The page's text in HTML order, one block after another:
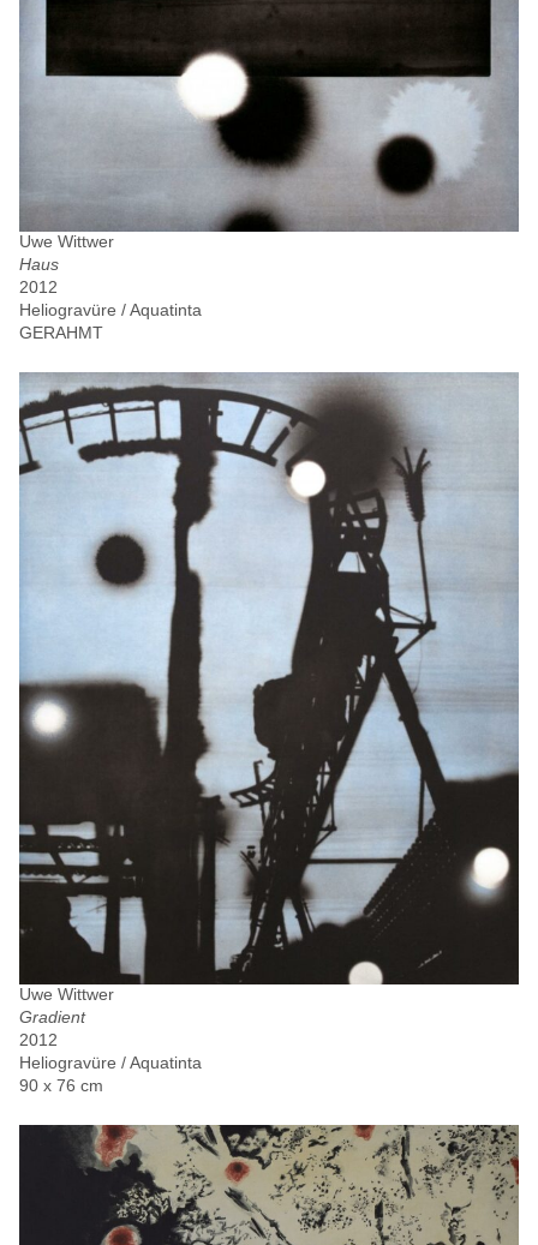
Uwe Wittwer
Haus
2012
Heliogravüre / Aquatinta
GERAHMT
Uwe Wittwer
Gradient
2012
Heliogravüre / Aquatinta
90 x 76 cm